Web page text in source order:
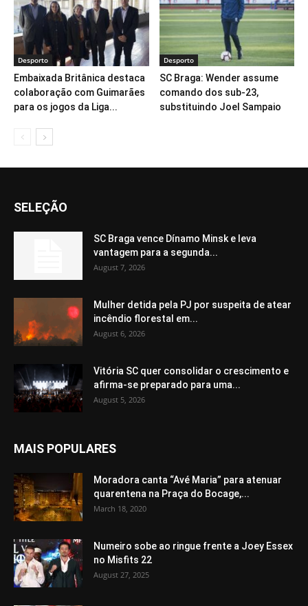
Desporto
Embaixada Britânica destaca
colaboração com Guimarães
para os jogos da Liga...
Desporto
SC Braga: Wender assume
comando dos sub-23,
substituindo Joel Sampaio
SELEÇÃO
SC Braga vence Dínamo Minsk e leva
vantagem para a segunda...
August 7, 2026
Mulher detida pela PJ por suspeita de atear
incêndio florestal em...
August 6, 2026
Vitória SC quer consolidar o crescimento e
afirma-se preparado para uma...
August 5, 2026
MAIS POPULARES
Moradora canta “Avé Maria” para atenuar
quarentena na Praça do Bocage,...
March 18, 2020
Numeiro sobe ao ringue frente a Joey Essex
no Misfits 22
August 27, 2025